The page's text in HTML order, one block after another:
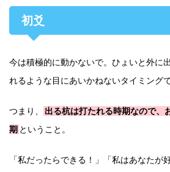
初爻
今は積極的に動かないで。ひょいと外に
れるような目にあいかねないタイミングで
つまり、
出る杭は打たれる時期なので、
期 ということ。
「私だったらできる！」「私はあなたが